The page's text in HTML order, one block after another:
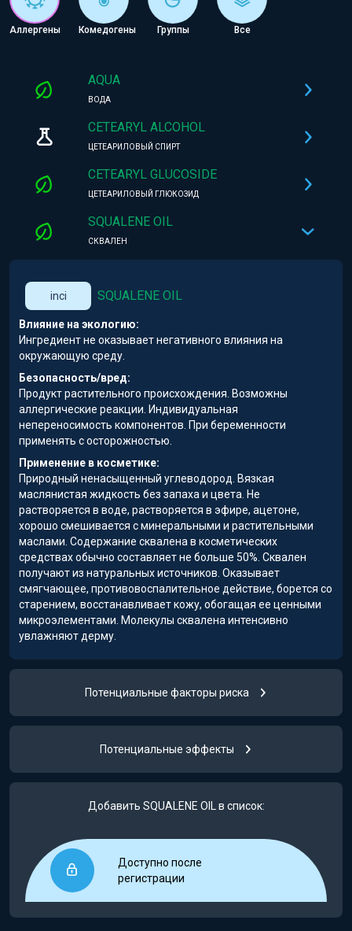
Аллергены Комедогены Группы Все
AQUA
ВОДА
CETEARYL ALCOHOL
ЦЕТЕАРИЛОВЫЙ СПИРТ
CETEARYL GLUCOSIDE
ЦЕТЕАРИЛОВЫЙ ГЛЮКОЗИД
SQUALENE OIL
СКВАЛЕН
inci SQUALENE OIL
Влияние на экологию:
Ингредиент не оказывает негативного влияния на
окружающую среду.
Безопасность/вред:
Продукт растительного происхождения. Возможны
аллергические реакции. Индивидуальная
непереносимость компонентов. При беременности
применять с осторожностью.
Применение в косметике:
Природный ненасыщенный углеводород. Вязкая
маслянистая жидкость без запаха и цвета. Не
растворяется в воде, растворяется в эфире, ацетоне,
хорошо смешивается с минеральными и растительными
маслами. Содержание сквалена в косметических
средствах обычно составляет не больше 50%. Сквален
получают из натуральных источников. Оказывает
смягчающее, противовоспалительное действие, борется со
старением, восстанавливает кожу, обогащая ее ценными
микроэлементами. Молекулы сквалена интенсивно
увлажняют дерму.
Потенциальные факторы риска
Потенциальные эффекты
Добавить SQUALENE OIL в список:
Доступно после
регистрации